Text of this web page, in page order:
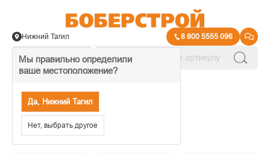
Мы правильно определили
ваше местоположение?
Да, Нижний Тагил
Нет, выбрать другое
Нижний Тагил 8 800 5555 096
Заборы